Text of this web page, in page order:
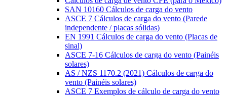
SAN 10160 Cálculos de carga do vento
ASCE 7 Cálculos de carga do vento (Parede
independente / placas sólidas)
EN 1991 Cálculos de carga do vento (Placas de
sinal)
ASCE 7-16 Cálculos de carga do vento (Painéis
solares)
AS / NZS 1170.2 (2021) Cálculos de carga do
vento (Painéis solares)
ASCE 7 Exemplos de cálculo de carga do vento